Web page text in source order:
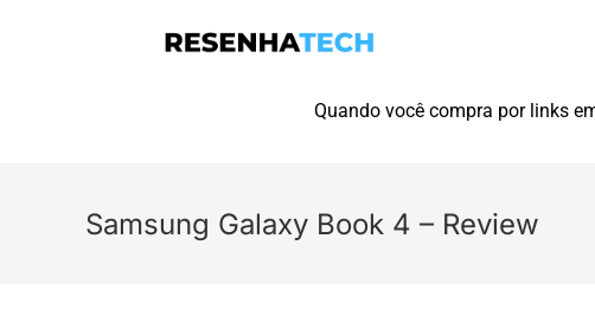
Quando você compra por links
Samsung Galaxy Book 4 – Review